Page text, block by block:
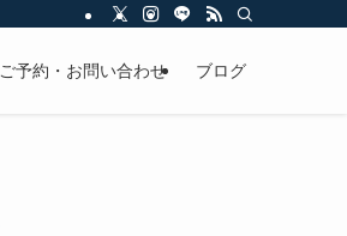
ご予約・お問い合わせ ブログ